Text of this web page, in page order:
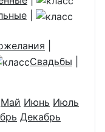
Свадьбы
Май Июнь Июль
Декабрь